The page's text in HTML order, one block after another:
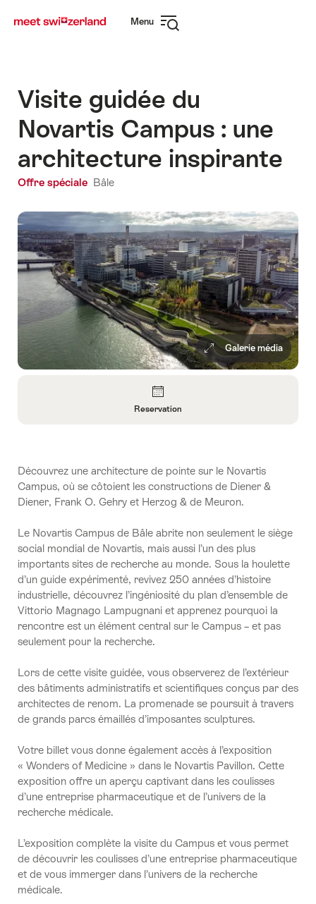
sur
rapide
Menu
Visite guidée du
Novartis Campus : une
architecture inspirante
Offre spéciale Bâle
Galerie média
sur
Reservation
Reservation
Découvrez une architecture de pointe sur le Novartis
Campus, où se côtoient les constructions de Diener &
Diener, Frank O. Gehry et Herzog & de Meuron.
Le Novartis Campus de Bâle abrite non seulement le siège
social mondial de Novartis, mais aussi l’un des plus
importants sites de recherche au monde. Sous la houlette
d’un guide expérimenté, revivez 250 années d’histoire
industrielle, découvrez l’ingéniosité du plan d’ensemble de
Vittorio Magnago Lampugnani et apprenez pourquoi la
rencontre est un élément central sur le Campus – et pas
seulement pour la recherche.
Lors de cette visite guidée, vous observerez de l’extérieur
des bâtiments administratifs et scientifiques conçus par des
architectes de renom. La promenade se poursuit à travers
de grands parcs émaillés d’imposantes sculptures.
Votre billet vous donne également accès à l’exposition
« Wonders of Medicine » dans le Novartis Pavillon. Cette
exposition offre un aperçu captivant dans les coulisses
d’une entreprise pharmaceutique et de l’univers de la
recherche médicale.
L’exposition complète la visite du Campus et vous permet
de découvrir les coulisses d’une entreprise pharmaceutique
et de vous immerger dans l’univers de la recherche
médicale.